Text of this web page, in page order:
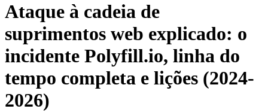
Ataque à cadeia de
suprimentos web explicado: o
incidente Polyfill.io, linha do
tempo completa e lições (2024-
2026)